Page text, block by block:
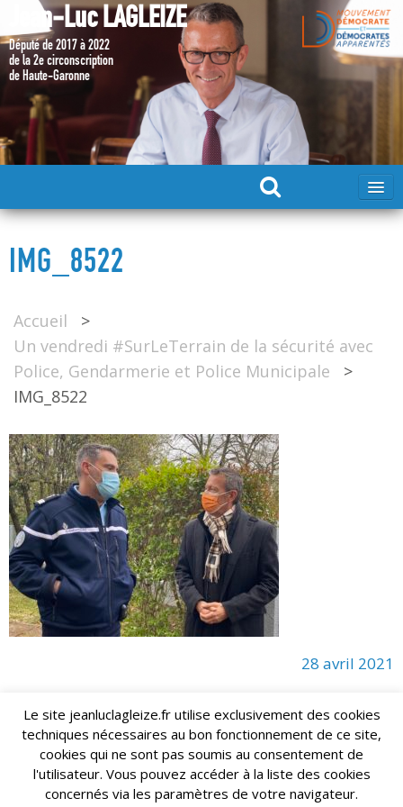
Jean-Luc LAGLEIZE
Député de 2017 à 2022
de la 2e circonscription
de Haute-Garonne
MA CANDIDATURE 2024
DÉPUTÉ 2017 – 2022
MES ACTIONS 2017 – 2022
IMG_8522
Accueil
>
Un vendredi #SurLeTerrain de la sécurité avec
Police, Gendarmerie et Police Municipale
>
IMG_8522
28 avril 2021
Jean-Luc LAGLEIZE - e-mail : lagleize2024@gmail.com
Mentions Légales- Copyright © 2024. Tous droits réservés.
Le site jeanluclagleize.fr utilise exclusivement des cookies
techniques nécessaires au bon fonctionnement de ce site,
cookies qui ne sont pas soumis au consentement de
l'utilisateur. Vous pouvez accéder à la liste des cookies
concernés via les paramètres de votre navigateur.